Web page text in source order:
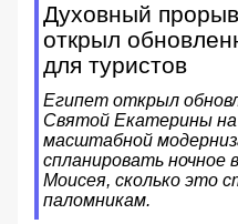
Духовный
открыл
для туристов
Египет открыл
Святой Екатерины
масштабной
спланировать ночное
Моисея, сколько это
паломникам.